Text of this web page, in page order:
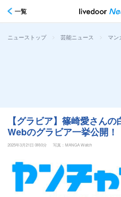
一覧
ニューストップ > 芸能ニュース > マン
【グラビア】篠崎愛さん
Webのグラビア一挙公開！
2025年3月21日 0時0分 写真：MANGA Watch